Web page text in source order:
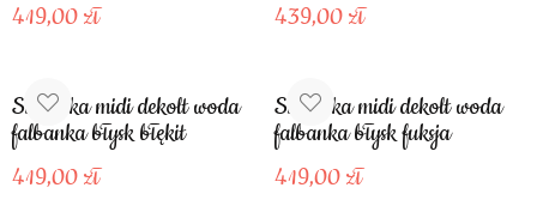
419,00
439,00
Sukienka midi dekolt woda
falbanka błysk błękit
419,00
Sukienka midi dekolt woda
falbanka błysk fuksja
419,00